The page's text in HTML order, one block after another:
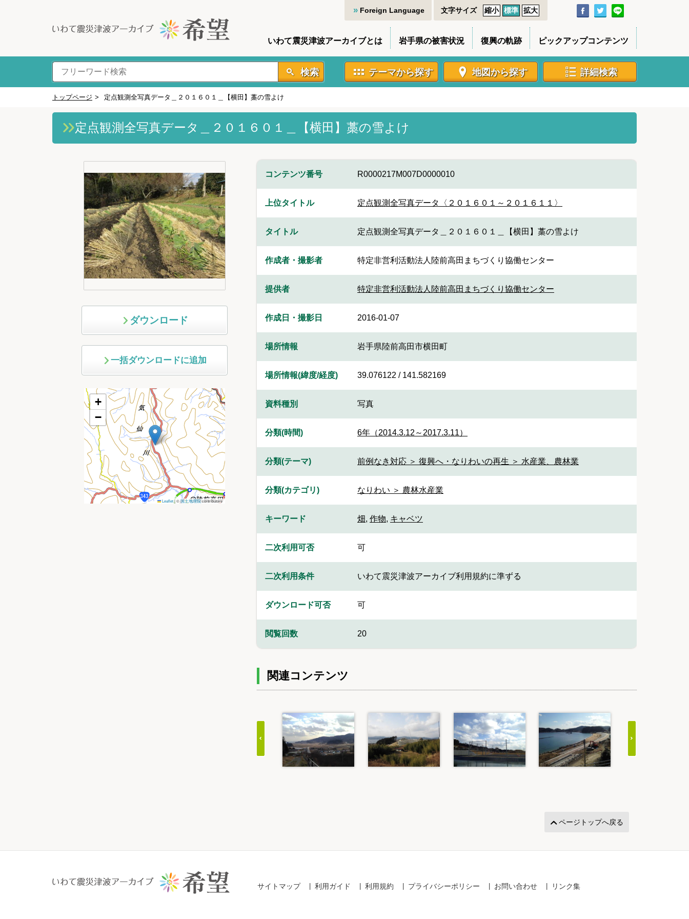
Foreign Language 文字サイズ 縮小 標準 拡大
いわて震災津波アーカイブとは 岩手県の被害状況 復興の軌跡 ピックアップコンテンツ
検索 テーマから探す 地図から探す 詳細検索
トップページ > 定点観測全写真データ＿２０１６０１＿【横田】藁の雪よけ
定点観測全写真データ＿２０１６０１＿【横田】藁の雪よけ
ダウンロード
一括ダウンロードに追加
+
−
Leaflet|©国土地理院contributors
コンテンツ番号 R0000217M007D0000010
上位タイトル 定点観測全写真データ〈２０１６０１～２０１６１１〉
タイトル 定点観測全写真データ＿２０１６０１＿【横田】藁の雪よけ
作成者・撮影者 特定非営利活動法人陸前高田まちづくり協働センター
提供者 特定非営利活動法人陸前高田まちづくり協働センター
作成日・撮影日 2016-01-07
場所情報 岩手県陸前高田市横田町
場所情報(緯度/経度) 39.076122 / 141.582169
資料種別 写真
分類(時間) 6年（2014.3.12～2017.3.11）
分類(テーマ) 前例なき対応 ＞ 復興へ・なりわいの再生 ＞ 水産業、農林業
分類(カテゴリ) なりわい ＞ 農林水産業
キーワード 畑, 作物, キャベツ
二次利用可否 可
二次利用条件 いわて震災津波アーカイブ利用規約に準ずる
ダウンロード可否 可
閲覧回数 20
関連コンテンツ
ページトップへ戻る
サイトマップ 利用ガイド 利用規約 プライバシーポリシー お問い合わせ リンク集